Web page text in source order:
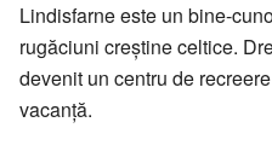
Lindisfarne este un bine-
rugăciuni creştine celtice.
devenit un centru de
vacanţă.